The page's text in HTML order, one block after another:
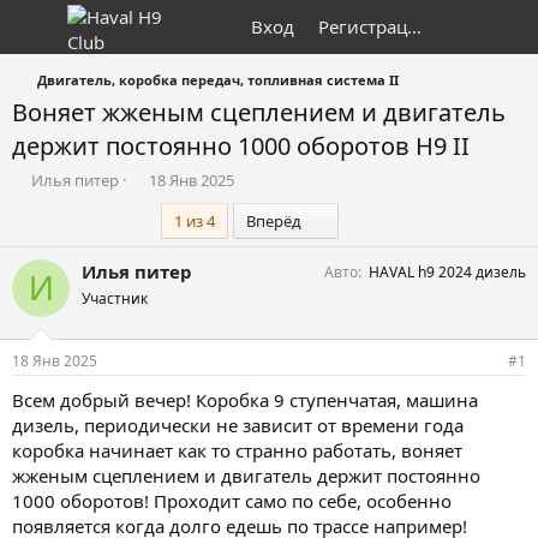
Вход Регистрация
Двигатель, коробка передач, топливная система II
Воняет жженым сцеплением и двигатель
держит постоянно 1000 оборотов H9 II
А
р
м
ы
Илья питер
Д
н
а
18 Янв 2025
1 из 4
Вперёд
И Илья питер
Участник
Авто HAVAL h9 2024 дизель
18 Янв 2025 #1
Всем добрый вечер! Коробка 9 ступенчатая, машина
дизель, периодически не зависит от времени года
коробка начинает как то странно работать, воняет
жженым сцеплением и двигатель держит постоянно
1000 оборотов! Проходит само по себе, особенно
появляется когда долго едешь по трассе например!